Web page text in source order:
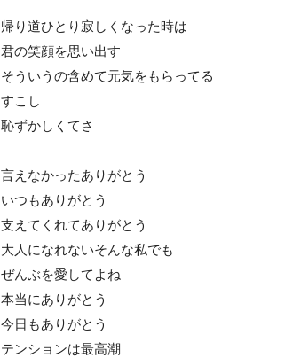
帰り道ひとり寂しくなった時は
君の笑顔を思い出す
そういうの含めて元気をもらってる
すこし
恥ずかしくてさ
言えなかったありがとう
いつもありがとう
支えてくれてありがとう
大人になれないそんな私でも
ぜんぶを愛してよね
本当にありがとう
今日もありがとう
テンションは最高潮